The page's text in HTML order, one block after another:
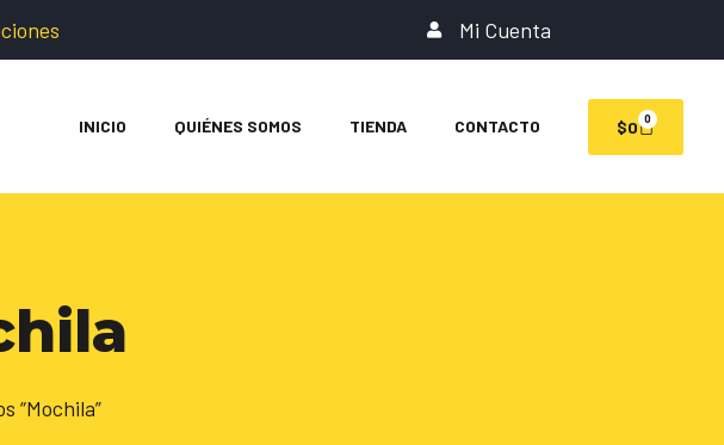
Mi Cuenta
INICIO QUIÉNES SOMOS TIENDA CONTACTO $0 0
“Mochila”